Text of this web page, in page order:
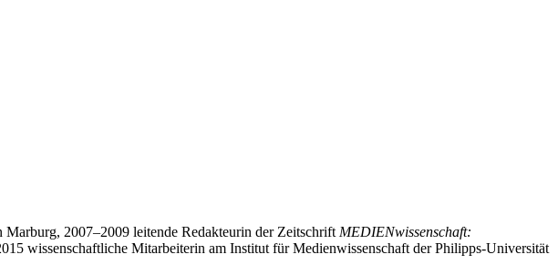
2007–2009 leitende Redakteurin der Zeitschrift MEDIENwissenschaft:
wissenschaftliche Mitarbeiterin am Institut für Medienwissenschaft der Philipps-Universität